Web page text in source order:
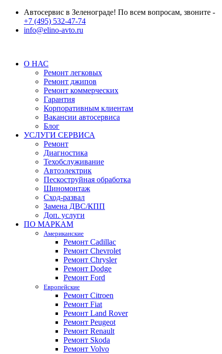
Автосервис в Зеленограде! По всем вопросам, звоните -
+7 (495) 532-47-74
info@elino-avto.ru
О НАС
Ремонт легковых
Ремонт джипов
Ремонт коммерческих
Гарантия
Корпоративным клиентам
Вакансии автосервиса
Блог
УСЛУГИ СЕРВИСА
Ремонт
Диагностика
Техобслуживание
Автоэлектрик
Пескоструйная обработка
Шиномонтаж
Сход-развал
Замена ДВС/КПП
Доп. услуги
ПО МАРКАМ
Американские
Ремонт Cadillac
Ремонт Chevrolet
Ремонт Chrysler
Ремонт Dodge
Ремонт Ford
Европейские
Ремонт Citroen
Ремонт Fiat
Ремонт Land Rover
Ремонт Peugeot
Ремонт Renault
Ремонт Skoda
Ремонт Volvo